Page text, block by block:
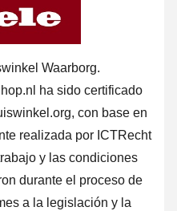
Waarborg.
ha sido certificado
con base en
realizada por ICTRecht
y las condiciones
durante el proceso de
a la legislación y la